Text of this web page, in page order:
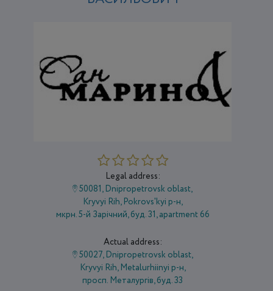
Legal address:
50081, Dnipropetrovsk oblast,
Kryvyi Rih, Pokrovs'kyi р-н,
мкрн. 5-й Зарічний, буд. 31, apartment 66
Actual address:
50027, Dnipropetrovsk oblast,
Kryvyi Rih, Metalurhiinyi р-н,
просп. Металургів, буд. 33